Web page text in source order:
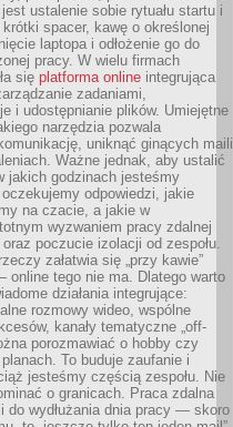
ustalenie sobie rytuału startu i
spacer, kawę o określonej
laptopa i odłożenie go do
pracy. W wielu firmach
się platforma online integrująca
zadaniami,
i udostępnianie plików. Umiejętne
narzędzia pozwala
uniknąć ginących maili
Ważne jednak, aby ustalić
jakich godzinach jesteśmy
odpowiedzi, jakie
na czacie, a jakie w
wyzwaniem pracy zdalnej
poczucie izolacji od zespołu.
załatwia się „przy kawie”
online tego nie ma. Dlatego warto
działania integrujące:
rozmowy wideo, wspólne
kanały tematyczne „off-
porozmawiać o hobby czy
To buduje zaufanie i
jesteśmy częścią zespołu. Nie
o granicach. Praca zdalna
do wydłużania dnia pracy — skoro